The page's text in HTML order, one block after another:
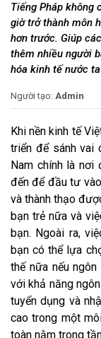
Tiếng Pháp không
giờ trở thành môn
hơn trước. Giúp
thêm nhiều người
hóa kinh tế nước
Người tạo: Admin
Khi nền kinh tế
triển để sánh vai
Nam chính là nơi
đến để đầu tư
và thành thạo
bạn trẻ nữa và
bạn. Ngoài ra,
bạn có thể lựa
thế nữa nếu
với khả năng
tuyển dụng và
cao trong một
toàn nằm trong